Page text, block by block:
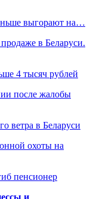
выгорают на…
в Беларуси.
4 тысяч рублей
после жалобы
ветра в Беларуси
охоты на
пенсионер
и